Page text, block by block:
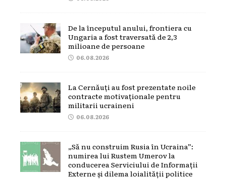
De la începutul anului, frontiera cu
Ungaria a fost traversată de 2,3
milioane de persoane
06.08.2026
La Cernăuți au fost prezentate noile
contracte motivaționale pentru
militarii ucraineni
06.08.2026
„Să nu construim Rusia în Ucraina”:
numirea lui Rustem Umerov la
conducerea Serviciului de Informații
Externe și dilema loialității politice